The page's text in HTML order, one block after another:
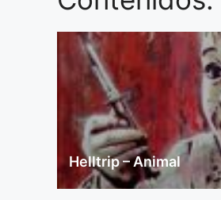
Helltrip – Animal